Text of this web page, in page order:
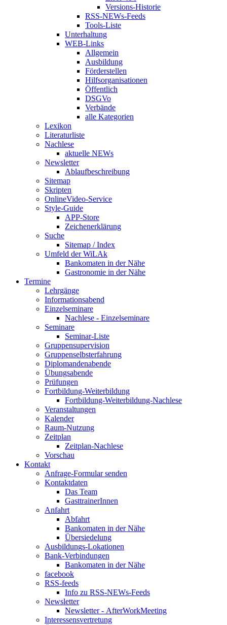
Versions-Historie
RSS-NEWs-Feeds
Tools-Liste
Unterhaltung
WEB-Links
Allgemein
Ausbildung
Förderstellen
Hilfsorganisationen
Öffentlich
DSGVo
Verbände
alle Kategorien
Lexikon
Literaturliste
Nachlese
aktuelle NEWs
Newsletter
Ablaufbeschreibung
Sitemap
Skripten
OnlineVideo-Service
Style-Guide
APP-Store
Zeichenerklärung
Suche
Sitemap / Index
Umfeld der WiLAk
Bankomaten in der Nähe
Gastronomie in der Nähe
Termine
Lehrgänge
Informationsabend
Einzelseminare
Nachlese - Einzelseminare
Seminare
Seminar-Liste
Gruppensupervision
Gruppenselbsterfahrung
Diplomandenabende
Übungsabende
Prüfungen
Fortbildung-Weiterbildung
Fortbildung-Weiterbildung-Nachlese
Veranstaltungen
Kalender
Raum-Nutzung
Zeitplan
Zeitplan-Nachlese
Vorschau
Kontakt
Anfrage-Formular senden
Kontaktdaten
Das Team
GasttrainerInnen
Anfahrt
Abfahrt
Bankomaten in der Nähe
Übersiedelung
Ausbildungs-Lokationen
Bank-Verbindungen
Bankomaten in der Nähe
facebook
RSS-feeds
Info zu RSS-NEWs-Feeds
Newsletter
Newsletter - AfterWorkMeeting
Interessensvertretung